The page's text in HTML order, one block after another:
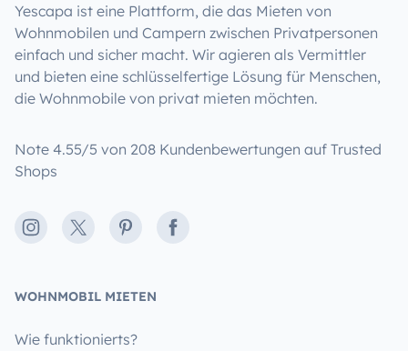
Yescapa ist eine Plattform, die das Mieten von
Wohnmobilen und Campern zwischen Privatpersonen
einfach und sicher macht. Wir agieren als Vermittler
und bieten eine schlüsselfertige Lösung für Menschen,
die Wohnmobile von privat mieten möchten.
Note 4.55/5 von 208 Kundenbewertungen auf Trusted
Shops
Instagram
X PinterestFacebook
WOHNMOBIL MIETEN
Wie funktionierts?